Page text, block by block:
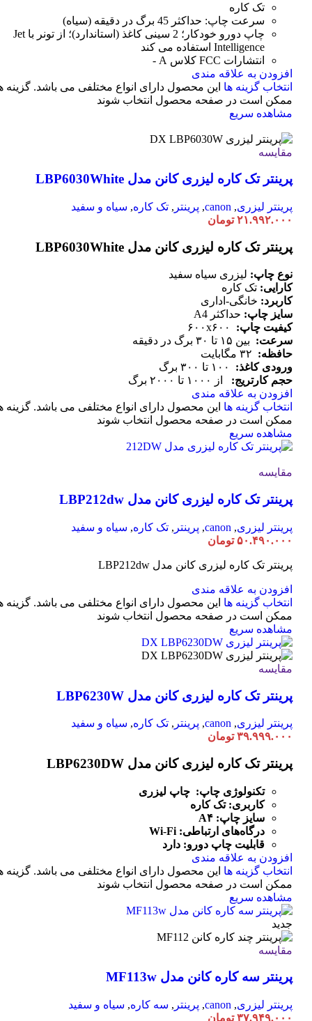
تک کاره
سرعت چاپ: حداکثر 45 برگ در دقیقه (سیاه)
چاپ دورو خودکار؛ 2 سینی کاغذ (استاندارد)؛ از تونر با Jet
Intelligence استفاده می کند
انتشارات FCC کلاس A -
افزودن به علاقه مندی
انتخاب گزینه ها این محصول دارای انواع مختلفی می باشد. گزینه
ممکن است در صفحه محصول انتخاب شوند
مشاهده سریع
مقایسه
پرینتر تک کاره لیزری کانن مدل LBP6030White
پرینتر لیزری,
canon
, پرینتر , تک کاره, سیاه و سفید
۲۱.۹۹۲.۰۰۰ تومان
پرینتر تک کاره لیزری کانن مدل LBP6030White
نوع چاپ: لیزری سیاه سفید
کارایی: تک کاره
کاربرد: خانگی-اداری
سایز چاپ: حداکثر A4
کیفیت چاپ:
۶۰۰x۶۰۰
سرعت: بین ۱۵ تا ۳۰ برگ در دقیقه
حافظه: ۳۲ مگابایت
ورودی کاغذ:
۱۰۰ تا ۳۰۰ برگ
حجم کارتریج:
از ۱۰۰۰ تا ۲۰۰۰ برگ
افزودن به علاقه مندی
انتخاب گزینه ها این محصول دارای انواع مختلفی می باشد. گزینه
ممکن است در صفحه محصول انتخاب شوند
مشاهده سریع
مقایسه
پرینتر تک کاره لیزری کانن مدل LBP212dw
پرینتر لیزری,
canon
, پرینتر , تک کاره, سیاه و سفید
۵۰.۴۹۰.۰۰۰ تومان
پرینتر تک کاره لیزری کانن مدل LBP212dw
افزودن به علاقه مندی
انتخاب گزینه ها این محصول دارای انواع مختلفی می باشد. گزینه
ممکن است در صفحه محصول انتخاب شوند
مشاهده سریع
مقایسه
پرینتر تک کاره لیزری کانن مدل LBP6230W
پرینتر لیزری,
canon
, پرینتر , تک کاره, سیاه و سفید
۳۹.۹۹۹.۰۰۰ تومان
پرینتر تک کاره لیزری کانن مدل LBP6230DW
تکنولوژی چاپ: چاپ لیزری
کاربری: تک کاره
سایز چاپ: A۴
درگاه‌های ارتباطی:
Wi-Fi
قابلیت چاپ دورو: دارد
افزودن به علاقه مندی
انتخاب گزینه ها این محصول دارای انواع مختلفی می باشد. گزینه
ممکن است در صفحه محصول انتخاب شوند
مشاهده سریع
جدید
مقایسه
پرینتر سه کاره کانن مدل MF113w
پرینتر لیزری,
canon
, پرینتر , سه کاره, سیاه و سفید
۳۷.۹۴۹.۰۰۰ تومان